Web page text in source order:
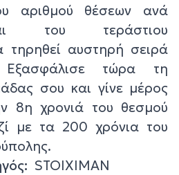
αριθμού θέσεων ανά
του τεράστιου
τηρηθεί αυστηρή σειρά
Εξασφάλισε τώρα τη
σου και γίνε μέρος
8η χρονιά του θεσμού
με τα 200 χρόνια του
STOIXIMAN